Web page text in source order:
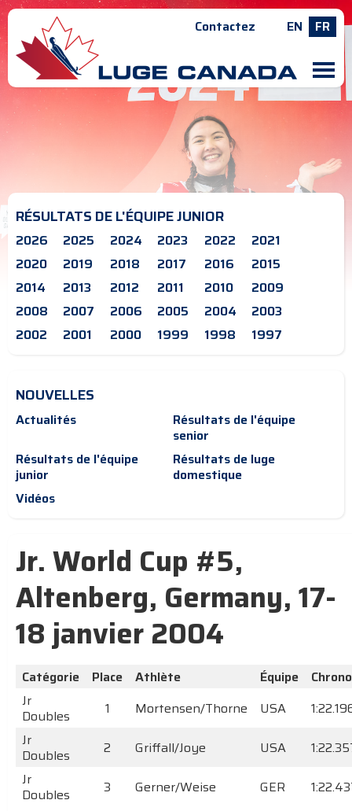
Contactez EN FR
M
RÉSULTATS DE L'ÉQUIPE JUNIOR
2026 2025 2024 2023 2022
2021
2020
2019 2018 2017 2016
2015
2014
2013 2012 2011 2010
2009
2008
2007 2006 2005 2004
2003
2002
2001 2000 1999 1998 1997
NOUVELLES
Actualités
Résultats de l'équipe
senior
Résultats de l'équipe
junior
Résultats de luge
domestique
Vidéos
Jr. World Cup #5,
Altenberg, Germany, 17-
18 janvier 2004
Catégorie Place Athlète Équipe
Chrono
Jr
Doubles
1 Mortensen/Thorne USA
Jr
Doubles
2 Griffall/Joye USA
Jr
Doubles
3 Gerner/Weise GER